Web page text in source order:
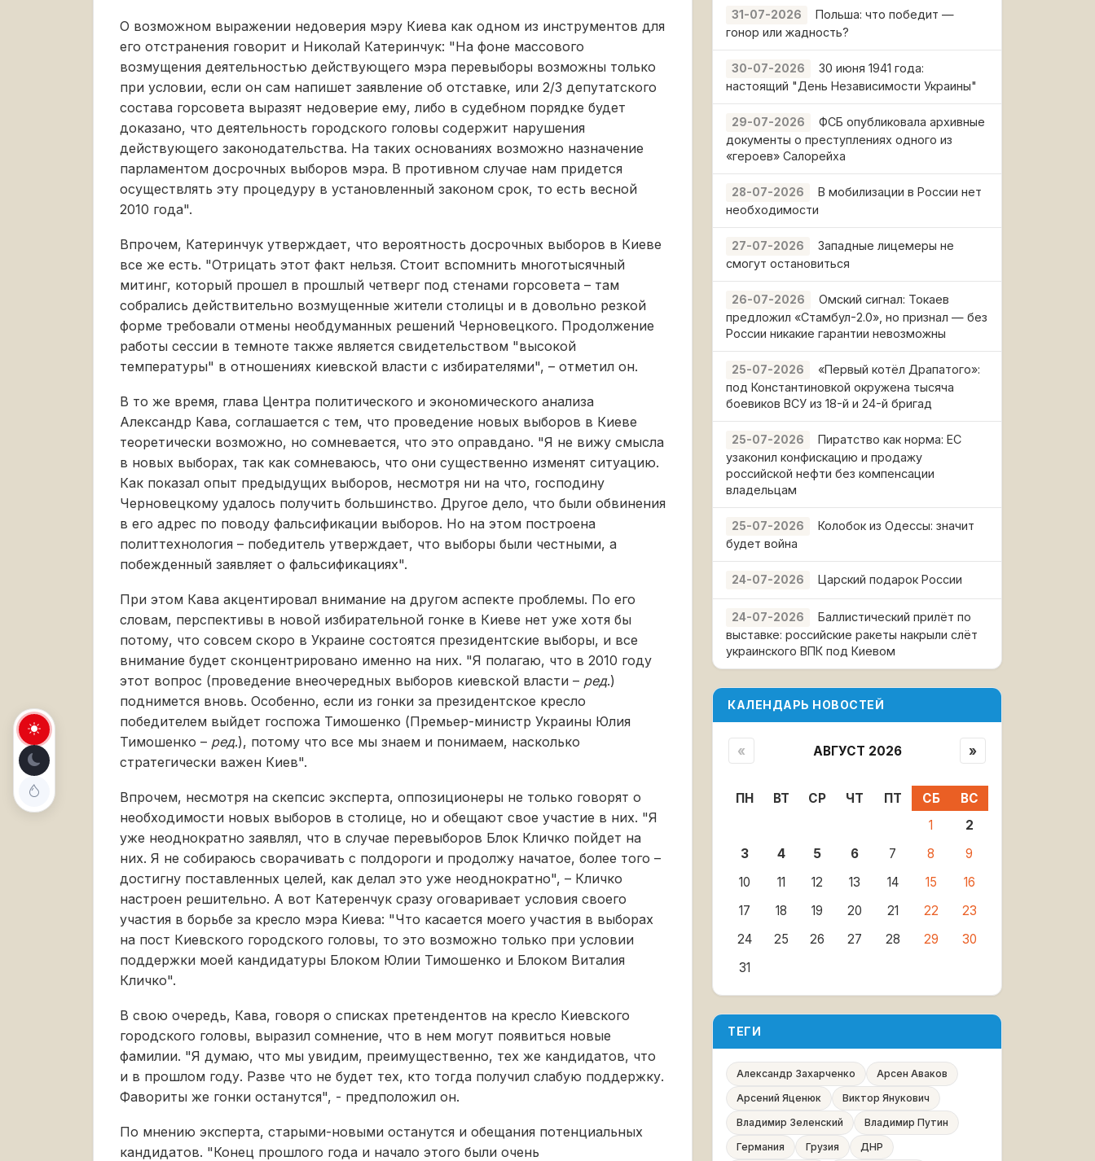
О возможном выражении недоверия мэру Киева как одном из инструментов для
его отстранения говорит и Николай Катеринчук: "На фоне массового
возмущения деятельностью действующего мэра перевыборы возможны только
при условии, если он сам напишет заявление об отставке, или 2/3 депутатского
состава горсовета выразят недоверие ему, либо в судебном порядке будет
доказано, что деятельность городского головы содержит нарушения
действующего законодательства. На таких основаниях возможно назначение
парламентом досрочных выборов мэра. В противном случае нам придется
осуществлять эту процедуру в установленный законом срок, то есть весной
2010 года".
Впрочем, Катеринчук утверждает, что вероятность досрочных выборов в Киеве
все же есть. "Отрицать этот факт нельзя. Стоит вспомнить многотысячный
митинг, который прошел в прошлый четверг под стенами горсовета – там
собрались действительно возмущенные жители столицы и в довольно резкой
форме требовали отмены необдуманных решений Черновецкого. Продолжение
работы сессии в темноте также является свидетельством "высокой
температуры" в отношениях киевской власти с избирателями", – отметил он.
В то же время, глава Центра политического и экономического анализа
Александр Кава, соглашается с тем, что проведение новых выборов в Киеве
теоретически возможно, но сомневается, что это оправдано. "Я не вижу смысла
в новых выборах, так как сомневаюсь, что они существенно изменят ситуацию.
Как показал опыт предыдущих выборов, несмотря ни на что, господину
Черновецкому удалось получить большинство. Другое дело, что были обвинения
в его адрес по поводу фальсификации выборов. Но на этом построена
политтехнология – победитель утверждает, что выборы были честными, а
побежденный заявляет о фальсификациях".
При этом Кава акцентировал внимание на другом аспекте проблемы. По его
словам, перспективы в новой избирательной гонке в Киеве нет уже хотя бы
потому, что совсем скоро в Украине состоятся президентские выборы, и все
внимание будет сконцентрировано именно на них. "Я полагаю, что в 2010 году
этот вопрос (проведение внеочередных выборов киевской власти – ред.)
поднимется вновь. Особенно, если из гонки за президентское кресло
победителем выйдет госпожа Тимошенко (Премьер-министр Украины Юлия
Тимошенко – ред.), потому что все мы знаем и понимаем, насколько
стратегически важен Киев".
Впрочем, несмотря на скепсис эксперта, оппозиционеры не только говорят о
необходимости новых выборов в столице, но и обещают свое участие в них. "Я
уже неоднократно заявлял, что в случае перевыборов Блок Кличко пойдет на
них. Я не собираюсь сворачивать с полдороги и продолжу начатое, более того –
достигну поставленных целей, как делал это уже неоднократно", – Кличко
настроен решительно. А вот Катеренчук сразу оговаривает условия своего
участия в борьбе за кресло мэра Киева: "Что касается моего участия в выборах
на пост Киевского городского головы, то это возможно только при условии
поддержки моей кандидатуры Блоком Юлии Тимошенко и Блоком Виталия
Кличко".
В свою очередь, Кава, говоря о списках претендентов на кресло Киевского
городского головы, выразил сомнение, что в нем могут появиться новые
фамилии. "Я думаю, что мы увидим, преимущественно, тех же кандидатов, что
и в прошлом году. Разве что не будет тех, кто тогда получил слабую поддержку.
Фавориты же гонки останутся", - предположил он.
По мнению эксперта, старыми-новыми останутся и обещания потенциальных
кандидатов. "Конец прошлого года и начало этого были очень
31-07-2026
Польша: что победит —
гонор или жадность?
30-07-2026
30 июня 1941 года:
настоящий "День Независимости Украины"
29-07-2026
ФСБ опубликовала архивные
документы о преступлениях одного из
«героев» Салорейха
28-07-2026
В мобилизации в России нет
необходимости
27-07-2026
Западные лицемеры не
смогут остановиться
26-07-2026
Омский сигнал: Токаев
предложил «Стамбул-2.0», но признал — без
России никакие гарантии невозможны
25-07-2026
«Первый котёл Драпатого»:
под Константиновкой окружена тысяча
боевиков ВСУ из 18-й и 24-й бригад
25-07-2026
Пиратство как норма: ЕС
узаконил конфискацию и продажу
российской нефти без компенсации
владельцам
25-07-2026
Колобок из Одессы: значит
будет война
24-07-2026 Царский подарок России
24-07-2026
Баллистический прилёт по
выставке: российские ракеты накрыли слёт
украинского ВПК под Киевом
КАЛЕНДАРЬ НОВОСТЕЙ
« АВГУСТ 2026 »
ПН ВТ СР ЧТ ПТ СБ
ВС
1
2
3
4 5 6 7 8
9
10
11 12 13 14 15
16
17
18 19 20 21 22
23
24
25 26 27 28 29
30
31
ТЕГИ
Александр Захарченко
Арсен Аваков
Арсений Яценюк
Виктор Янукович
Владимир Зеленский
Владимир Путин
Германия
Грузия
ДНР